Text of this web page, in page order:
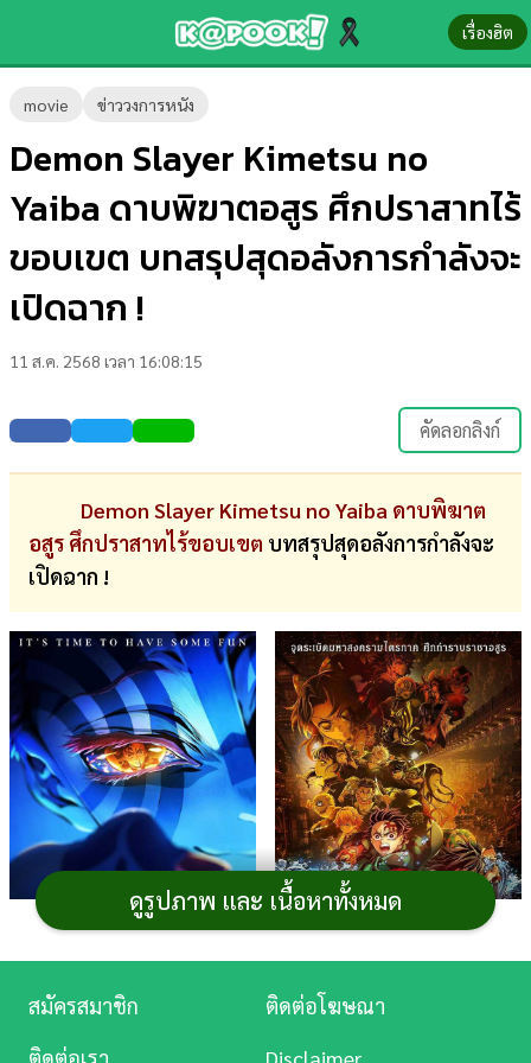
เรื่องฮิต
movie ข่าววงการหนัง
Demon Slayer Kimetsu no
Yaiba ดาบพิฆาตอสูร ศึกปราสาทไร้
ขอบเขต บทสรุปสุดอลังการกำลังจะ
เปิดฉาก !
11 ส.ค. 2568 เวลา 16:08:15
คัดลอกลิงก์
Demon Slayer Kimetsu no Yaiba ดาบพิฆาต
อสูร ศึกปราสาทไร้ขอบเขต บทสรุปสุดอลังการกำลังจะ
เปิดฉาก !
ภาพจาก : Japan Anime Movie
ภาพจาก : Japan Anime Movie
ดูรูปภาพ และ เนื้อหาทั้งหมด
ข่าว-
รู้
บันเทิง
ตรวจ
การ
เงิน
การ
ศึกษา
บันเทิง
ดู
หนัง
Music
Station
สมัครสมาชิก
ติดต่อโฆษณา